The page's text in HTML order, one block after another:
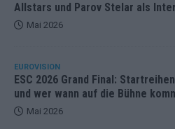
Allstars und Parov Stelar als
Mai 2026
EUROVISION
ESC 2026 Grand Final:
und wer wann auf die Bühne
Mai 2026